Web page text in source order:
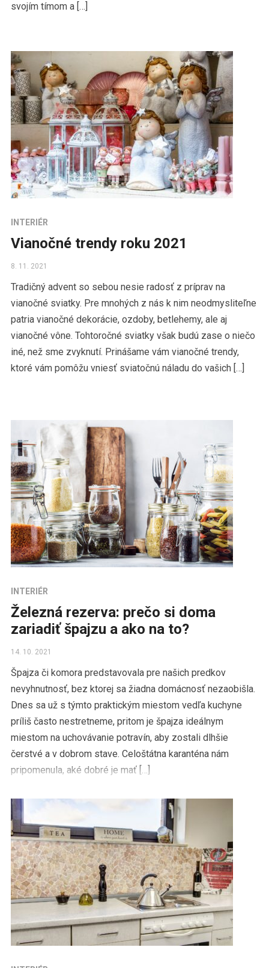
svojím tímom a […]
INTERIÉR
Vianočné trendy roku 2021
8. 11. 2021
Tradičný advent so sebou nesie radosť z príprav na
vianočné sviatky. Pre mnohých z nás k nim neodmysliteľne
patria vianočné dekorácie, ozdoby, betlehemy, ale aj
vianočné vône. Tohtoročné sviatky však budú zase o niečo
iné, než sme zvyknutí. Prinášame vám vianočné trendy,
ktoré vám pomôžu vniesť sviatočnú náladu do vašich […]
INTERIÉR
Železná rezerva: prečo si doma
zariadiť špajzu a ako na to?
14. 10. 2021
Špajza či komora predstavovala pre našich predkov
nevyhnutnosť, bez ktorej sa žiadna domácnosť nezaobišla.
Dnes sa už s týmto praktickým miestom vedľa kuchyne
príliš často nestretneme, pritom je špajza ideálnym
miestom na uchovávanie potravín, aby zostali dlhšie
čerstvé a v dobrom stave. Celoštátna karanténa nám
pripomenula, aké dobré je mať […]